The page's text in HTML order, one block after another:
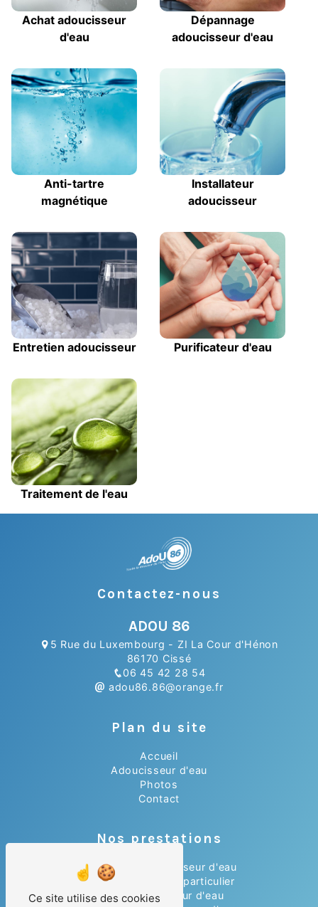
Achat adoucisseur
d'eau
Dépannage
adoucisseur d'eau
Anti-tartre
magnétique
Installateur
adoucisseur
Entretien adoucisseur Purificateur d'eau
Traitement de l'eau
Contactez-nous
ADOU 86
5 Rue du Luxembourg - ZI La Cour d'Hénon
86170 Cissé
06 45 42 28 54
adou86.86@orange.fr
Plan du site
Accueil
Adoucisseur d'eau
Photos
Contact
Nos prestations
Installation adoucisseur d'eau
Adoucisseur d'eau particulier
Achat adoucisseur d'eau
Ce site utilise des cookies